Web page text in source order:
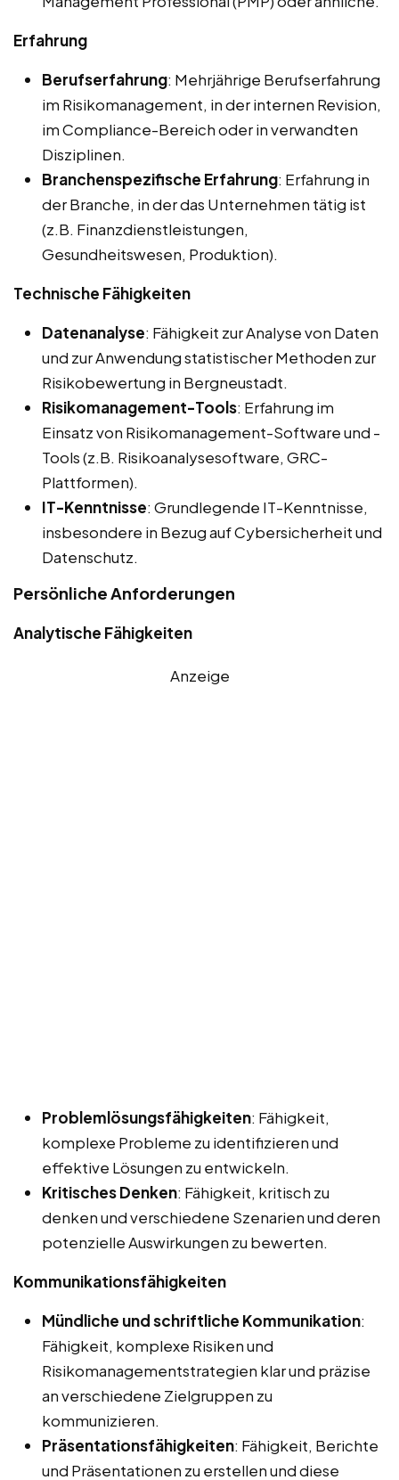
Erfahrung
Berufserfahrung: Mehrjährige Berufserfahrung
im Risikomanagement, in der internen Revision,
im Compliance-Bereich oder in verwandten
Disziplinen.
Branchenspezifische Erfahrung: Erfahrung in
der Branche, in der das Unternehmen tätig ist
(z.B. Finanzdienstleistungen,
Gesundheitswesen, Produktion).
Technische Fähigkeiten
Datenanalyse: Fähigkeit zur Analyse von Daten
und zur Anwendung statistischer Methoden zur
Risikobewertung in Bergneustadt.
Risikomanagement-Tools: Erfahrung im
Einsatz von Risikomanagement-Software und -
Tools (z.B. Risikoanalysesoftware, GRC-
Plattformen).
IT-Kenntnisse: Grundlegende IT-Kenntnisse,
insbesondere in Bezug auf Cybersicherheit und
Datenschutz.
Persönliche Anforderungen
Analytische Fähigkeiten
Anzeige
Problemlösungsfähigkeiten: Fähigkeit,
komplexe Probleme zu identifizieren und
effektive Lösungen zu entwickeln.
Kritisches Denken: Fähigkeit, kritisch zu
denken und verschiedene Szenarien und deren
potenzielle Auswirkungen zu bewerten.
Kommunikationsfähigkeiten
Mündliche und schriftliche Kommunikation:
Fähigkeit, komplexe Risiken und
Risikomanagementstrategien klar und präzise
an verschiedene Zielgruppen zu
kommunizieren.
Präsentationsfähigkeiten: Fähigkeit, Berichte
und Präsentationen zu erstellen und diese